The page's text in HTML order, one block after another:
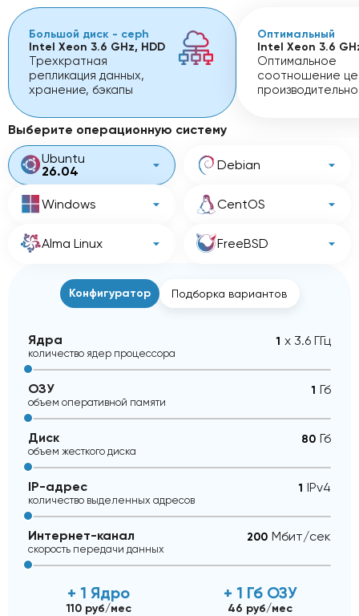
Большой диск - ceph
Intel Xeon 3.6 GHz, HDD
Трехкратная
репликация данных,
хранение, бэкапы
Оптимальный
Intel Xeon 3.6
Оптимальное
соотношение
Выберите операционную систему
Ubuntu
26.04
Debian
Windows CentOS
Alma Linux FreeBSD
Конфигуратор Подборка вариантов
Ядра
количество ядер процессора
x 3.6 ГГц
ОЗУ
объем оперативной памяти
Гб
Диск
объем жесткого диска
Гб
IP-адрес
количество выделенных адресов
IPv4
Интернет-канал
скорость передачи данных
Mбит/сек
+ 1 Ядро
110 руб/мес
+ 1 Гб ОЗУ
46 руб/мес